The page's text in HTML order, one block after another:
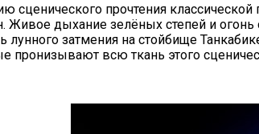
сценического прочтения
Живое дыхание зелёных степей и
лунного затмения на стойбище
пронизывают всю ткань этого